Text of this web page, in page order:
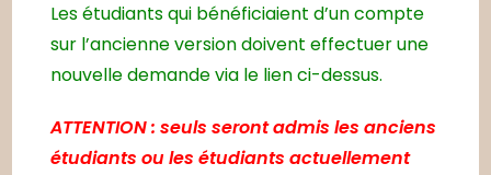
Les étudiants qui bénéficiaient d’un compte
sur l’ancienne version doivent effectuer une
nouvelle demande via le lien ci-dessus.
ATTENTION : seuls seront admis les anciens
étudiants ou les étudiants actuellement